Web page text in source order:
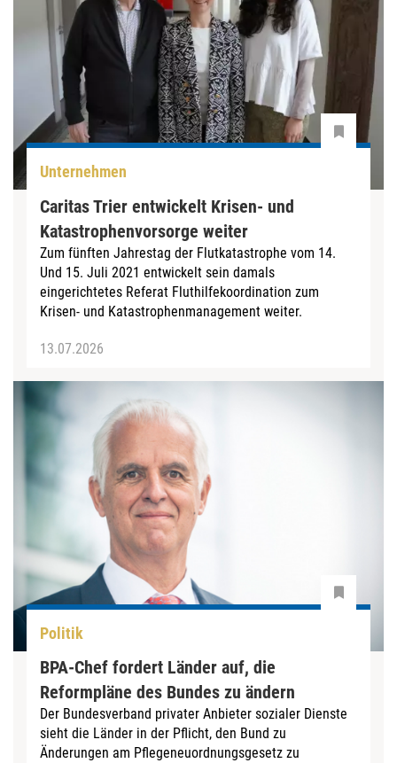
Unternehmen
Caritas Trier entwickelt Krisen- und
Katastrophenvorsorge weiter
Zum fünften Jahrestag der Flutkatastrophe vom 14.
Und 15. Juli 2021 entwickelt sein damals
eingerichtetes Referat Fluthilfekoordination zum
Krisen- und Katastrophenmanagement weiter.
13.07.2026
Politik
BPA-Chef fordert Länder auf, die
Reformpläne des Bundes zu ändern
Der Bundesverband privater Anbieter sozialer Dienste
sieht die Länder in der Pflicht, den Bund zu
Änderungen am Pflegeneuordnungsgesetz zu